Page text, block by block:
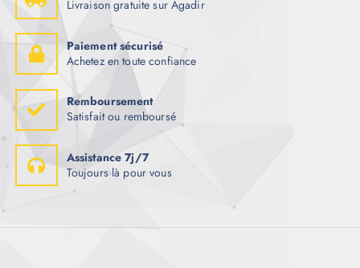
Livraison gratuite sur Agadir
Paiement sécurisé
Achetez en toute confiance
Remboursement
Satisfait ou remboursé
Assistance 7j/7
Toujours là pour vous